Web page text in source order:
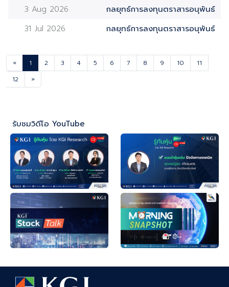
3 Aug 2026
กลยุทธ์การลงทุนตราสารอนุพันธ์
31 Jul 2026
กลยุทธ์การลงทุนตราสารอนุพันธ์
« 1 2 3 4 5 6 7 8 9 10
11
12
»
รับชมวิดีโอ YouTube